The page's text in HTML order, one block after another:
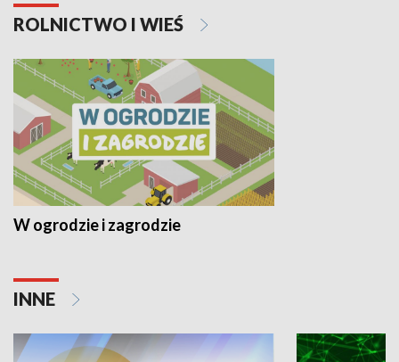
ROLNICTWO I WIEŚ
W ogrodzie i zagrodzie
INNE